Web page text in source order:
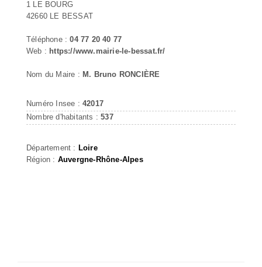
1 LE BOURG
42660 LE BESSAT
Téléphone :04 77 20 40 77
Web : https://www.mairie-le-bessat.fr/
Nom du Maire : M. Bruno RONCIÈRE
Numéro Insee : 42017
Nombre d'habitants :537
Département : Loire
Région : Auvergne-Rhône-Alpes